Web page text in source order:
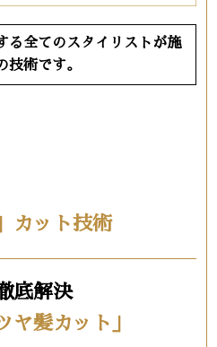
る全てのスタイリストが施
技術です。
カット技術
底解決
ヤ髪カット」